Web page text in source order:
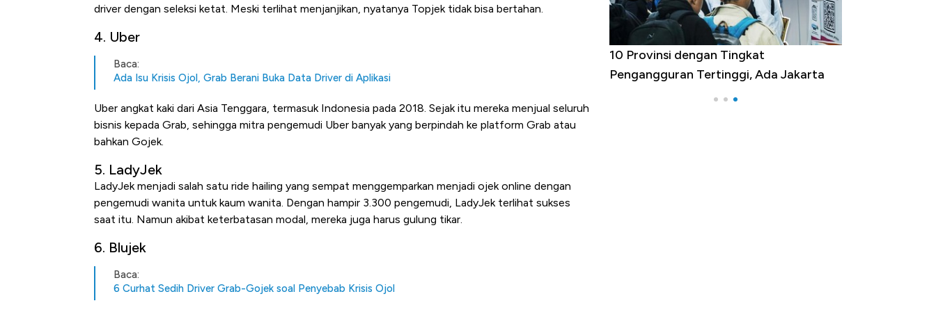
driver dengan seleksi ketat. Meski terlihat menjanjikan, nyatanya Topjek tidak bisa bertahan.
4. Uber
Baca:
Ada Isu Krisis Ojol, Grab Berani Buka Data Driver di Aplikasi
Uber angkat kaki dari Asia Tenggara, termasuk Indonesia pada 2018. Sejak itu mereka menjual seluruh
bisnis kepada Grab, sehingga mitra pengemudi Uber banyak yang berpindah ke platform Grab atau
bahkan Gojek.
5. LadyJek
LadyJek menjadi salah satu ride hailing yang sempat menggemparkan menjadi ojek online dengan
pengemudi wanita untuk kaum wanita. Dengan hampir 3.300 pengemudi, LadyJek terlihat sukses
saat itu. Namun akibat keterbatasan modal, mereka juga harus gulung tikar.
6. Blujek
Baca:
6 Curhat Sedih Driver Grab-Gojek soal Penyebab Krisis Ojol
Tembaga Terbang ke Zona Berbahaya
Mana yang Cuannya Paling Menyala?
10 Provinsi dengan Tingkat
Pengangguran Tertinggi, Ada Jakarta